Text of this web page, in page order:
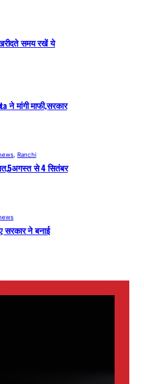
समय रखें ये
ने मांगी माफी,सरकार
Ranchi
से 4 सितंबर
सरकार ने बनाई